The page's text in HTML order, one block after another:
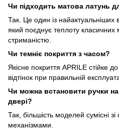
Чи підходить матова латунь
Так. Це один із найактуальніших
який поєднує теплоту класичних
стриманістю.
Чи темніє покриття з часом?
Якісне покриття APRILE стійке
відтінок при правильній
Чи можна встановити ручки на
двері?
Так, більшість моделей сумісні
механізмами.